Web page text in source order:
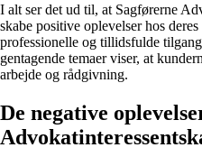
I alt ser det ud til, at Sagførerne
skabe positive oplevelser hos
professionelle og tillidsfulde
gentagende temaer viser, at
arbejde og rådgivning.
De negative